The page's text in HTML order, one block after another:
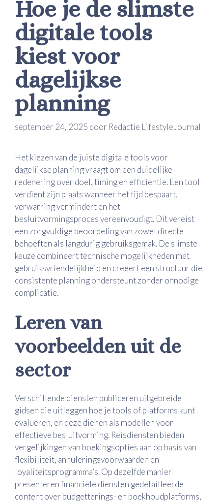
Hoe je de slimste
digitale tools
kiest voor
dagelijkse
planning
september 24, 2025 door Redactie LifestyleJournal
Het kiezen van de juiste digitale tools voor
dagelijkse planning vraagt om een duidelijke
redenering over doel, timing en efficiëntie. Een tool
verdient zijn plaats wanneer het tijd bespaart,
verwarring vermindert en het
besluitvormingsproces vereenvoudigt. Dit vereist
een zorgvuldige beoordeling van zowel directe
behoeften als langdurig gebruiksgemak. De slimste
keuze combineert technische mogelijkheden met
gebruiksvriendelijkheid en creëert een structuur die
consistente planning ondersteunt zonder onnodige
complicatie.
Leren van
voorbeelden uit de
sector
Verschillende diensten publiceren uitgebreide
gidsen die uitleggen hoe je tools of platforms kunt
evalueren, en deze dienen als modellen voor
effectieve besluitvorming. Reisdiensten bieden
vergelijkingen van boekingsopties aan op basis van
flexibiliteit, annuleringsvoorwaarden en
loyaliteitsprogramma’s. Op dezelfde manier
presenteren financiële diensten gedetailleerde
content over budgetterings- en boekhoudplatforms,